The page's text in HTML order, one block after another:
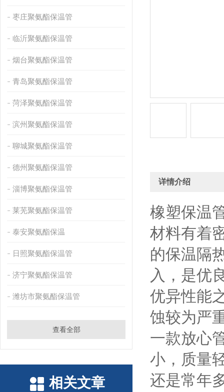
枣庄聚氨酯保温管
临沂聚氨酯保温管
烟台聚氨酯保温管
青岛聚氨酯保温管
菏泽聚氨酯保温管
滨州聚氨酯保温管
聊城聚氨酯保温管
德州聚氨酯保温管
淄博聚氨酯保温管
莱芜聚氨酯保温管
泰安聚氨酯保温
日照聚氨酯保温管
济宁聚氨酯保温管
潍坊市聚氨酯保温管
查看全部
相关文章
详情介绍
橡塑保温
材料有着
的保温隔
入，是优
优异性能
蚀较为严
一款放心
小，质量
还是常年